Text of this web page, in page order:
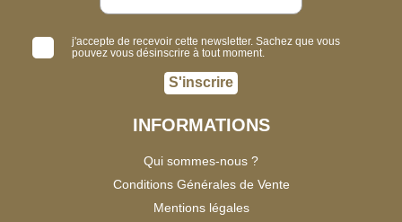
j'accepte de recevoir cette newsletter. Sachez que vous
pouvez vous désinscrire à tout moment.
S'inscrire
INFORMATIONS
Qui sommes-nous ?
Conditions Générales de Vente
Mentions légales